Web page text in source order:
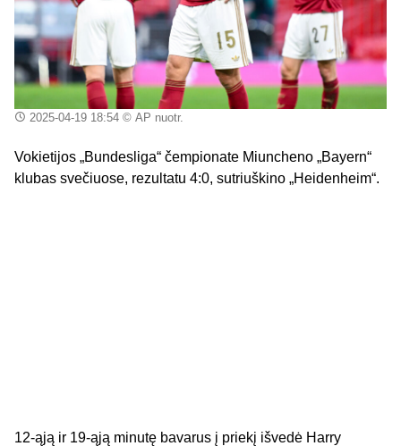
2025-04-19 18:54© AP nuotr.
Vokietijos „Bundesliga“ čempionate Miuncheno „Bayern“
klubas svečiuose, rezultatu 4:0, sutriuškino „Heidenheim“.
12-ąją ir 19-ąją minutę bavarus į priekį išvedė Harry